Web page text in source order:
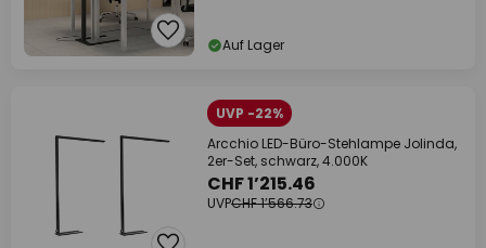
Auf Lager
UVP -22%
Arcchio LED-Büro-Stehlampe Jolinda,
2er-Set, schwarz, 4.000K
CHF 1’215.46
UVPCHF 1’566.73